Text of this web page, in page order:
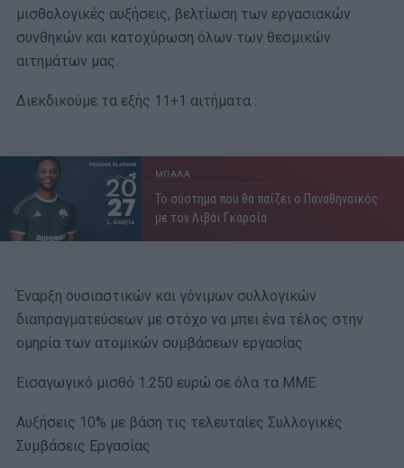
μισθολογικές αυξήσεις, βελτίωση των εργασιακών
συνθηκών και κατοχύρωση όλων των θεσμικών
αιτημάτων μας.
Διεκδικούμε τα εξής 11+1 αιτήματα :
ΜΠΑΛΑ
Το σύστημα που θα παίζει ο Παναθηναϊκός
με τον Λιβάι Γκαρσία
Έναρξη ουσιαστικών και γόνιμων συλλογικών
διαπραγματεύσεων με στόχο να μπει ένα τέλος στην
ομηρία των ατομικών συμβάσεων εργασίας
Εισαγωγικό μισθό 1.250 ευρώ σε όλα τα ΜΜΕ
Αυξήσεις 10% με βάση τις τελευταίες Συλλογικές
Συμβάσεις Εργασίας